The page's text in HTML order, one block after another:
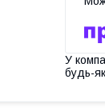
У
будь-